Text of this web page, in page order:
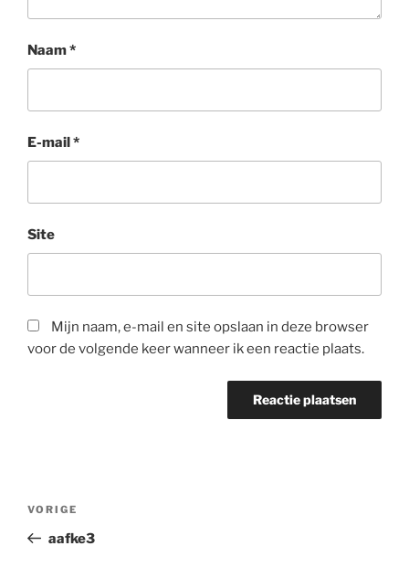
Naam*
E-mail*
Site
Mijn naam, e-mail en site opslaan in deze browser
voor de volgende keer wanneer ik een reactie plaats.
Vorig
bericht
VORIGE
aafke3